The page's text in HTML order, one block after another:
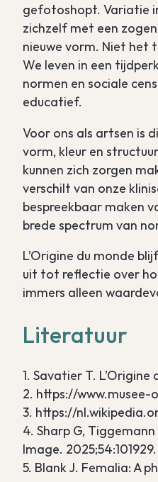
gefotoshopt. Variatie
zichzelf met een
nieuwe vorm. Niet het
We leven in een
normen en sociale
educatief.
Voor ons als artsen is
vorm, kleur en
kunnen zich zorgen
verschilt van onze
bespreekbaar maken
brede spectrum van
L’Origine du monde
uit tot reflectie over
immers alleen
Literatuur
1. Savatier T.
2. https://
3. https://
4. Sharp G,
Image. 2025;54:101929.
5. Blank J. Femalia: A